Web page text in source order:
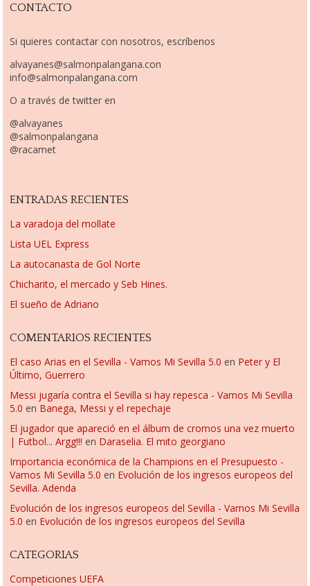
CONTACTO
Si quieres contactar con nosotros, escríbenos
alvayanes@salmonpalangana.con
info@salmonpalangana.com
O a través de twitter en
@alvayanes
@salmonpalangana
@racamet
ENTRADAS RECIENTES
La varadoja del mollate
Lista UEL Express
La autocanasta de Gol Norte
Chicharito, el mercado y Seb Hines.
El sueño de Adriano
COMENTARIOS RECIENTES
El caso Arias en el Sevilla - Vamos Mi Sevilla 5.0 en Peter y El
Último, Guerrero
Messi jugaría contra el Sevilla si hay repesca - Vamos Mi Sevilla
5.0 en Banega, Messi y el repechaje
El jugador que apareció en el álbum de cromos una vez muerto
| Futbol... Argg!!! en Daraselia. El mito georgiano
Importancia económica de la Champions en el Presupuesto -
Vamos Mi Sevilla 5.0 en Evolución de los ingresos europeos del
Sevilla. Adenda
Evolución de los ingresos europeos del Sevilla - Vamos Mi Sevilla
5.0 en Evolución de los ingresos europeos del Sevilla
CATEGORIAS
Competiciones UEFA